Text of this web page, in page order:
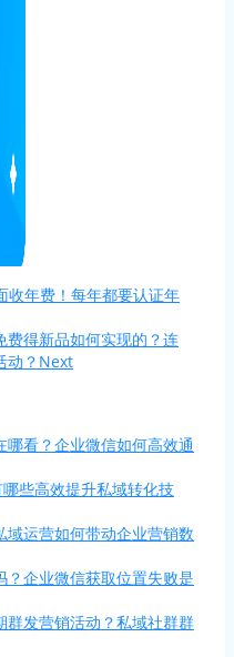
收年费！每年都要认证年
费得新品如何实现的？连
动？ Next
看？企业微信如何高效通
些高效提升私域转化技
运营如何带动企业营销数
企业微信获取位置失败是
群发营销活动？私域社群群